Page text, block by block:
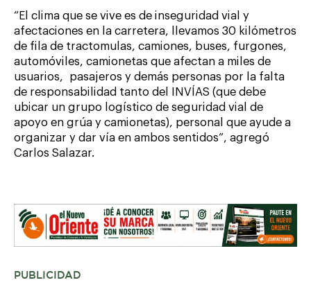
“El clima que se vive es de inseguridad vial y
afectaciones en la carretera, llevamos 30 kilómetros
de fila de tractomulas, camiones, buses, furgones,
automóviles, camionetas que afectan a miles de
usuarios, pasajeros y demás personas por la falta
de responsabilidad tanto del INVÍAS (que debe
ubicar un grupo logístico de seguridad vial de
apoyo en grúa y camionetas), personal que ayude a
organizar y dar vía en ambos sentidos”, agregó
Carlos Salazar.
PUBLICIDAD